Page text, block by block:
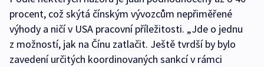
procent, což skýtá čínským vývozcům nepřiměřené
výhody a ničí v USA pracovní příležitosti. „Jde o jednu
z možností, jak na Čínu zatlačit. Ještě tvrdší by bylo
zavedení určitých koordinovaných sankcí v rámci